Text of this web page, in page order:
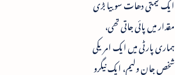
مقدار میں پائی جاتی تھی،
ہماری پارٹی میں ایک امریکی
شخص جان ولیم، ایک نیگرو